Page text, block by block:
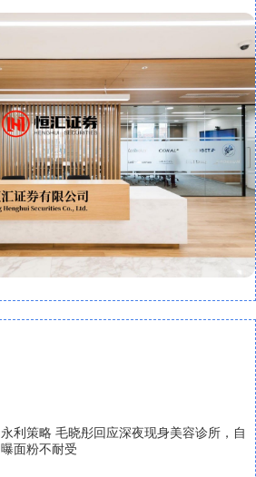
永利策略 毛晓彤回应深夜现身美容诊所，自
曝面粉不耐受